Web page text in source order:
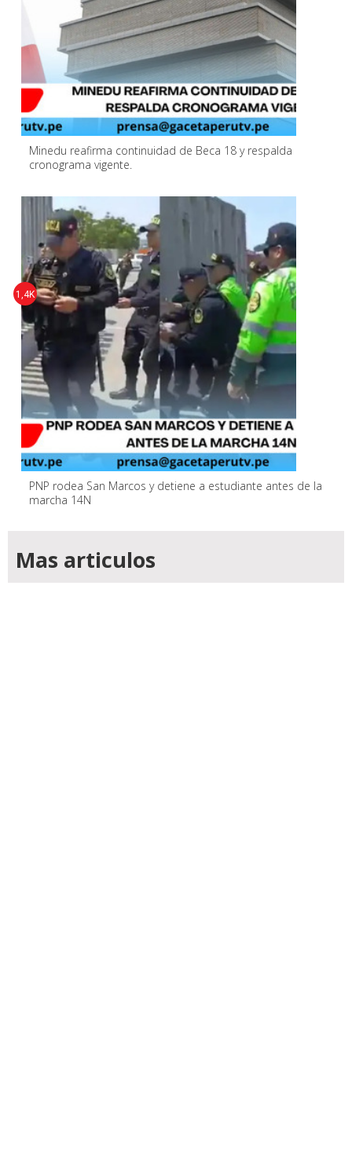
Minedu reafirma continuidad de Beca 18 y respalda
cronograma vigente.
PNP rodea San Marcos y detiene a estudiante antes de la
marcha 14N
1,4K
Mas articulos